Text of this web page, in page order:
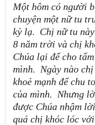
Một hôm có người
chuyện một nữ tu
kỳ lạ. Chị nữ tu
8 năm trời và chị
Chúa lại để cho
mình. Ngày nào
khoẻ mạnh để chu
của mình. Nhưng
được Chúa nhậm
quá chị khóc lóc